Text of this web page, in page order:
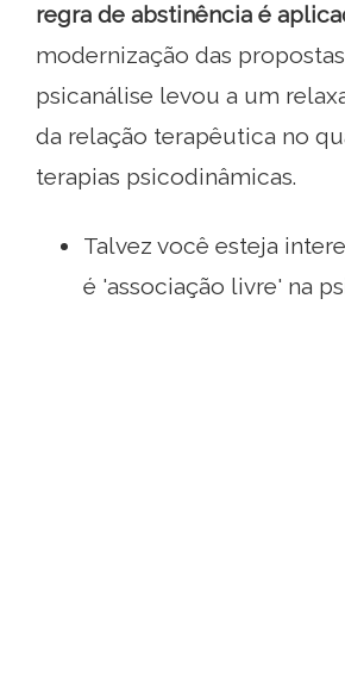
regra de abstinência é
modernização das
psicanálise levou a um
da relação terapêutica no
terapias psicodinâmicas.
Talvez você esteja
é 'associação livre' na